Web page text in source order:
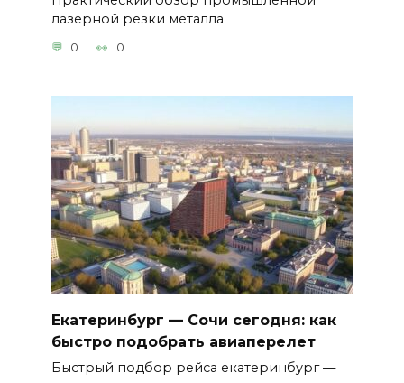
лазерной резки металла
0 0
Екатеринбург — Сочи сегодня: как
быстро подобрать авиаперелет
Быстрый подбор рейса екатеринбург —